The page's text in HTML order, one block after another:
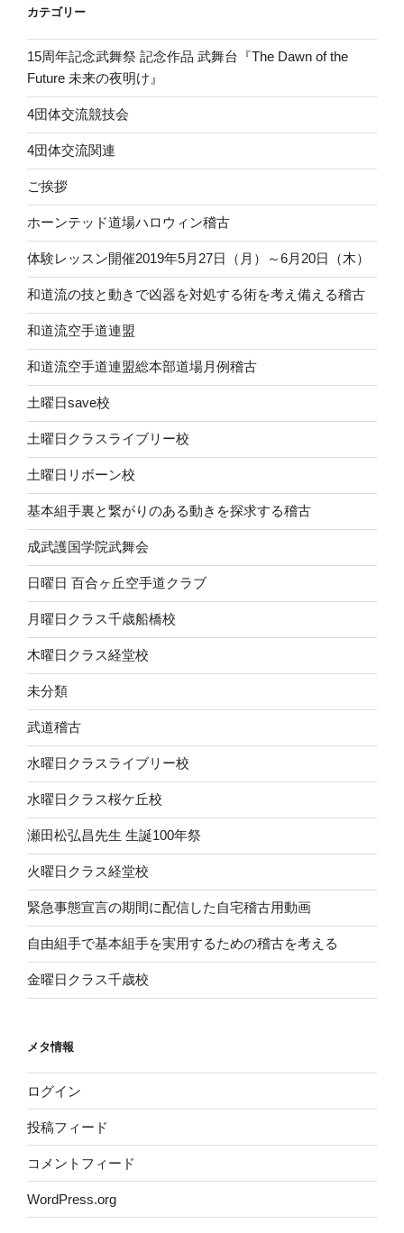
カテゴリー
15周年記念武舞祭 記念作品 武舞台『The Dawn of the
Future 未来の夜明け』
4団体交流競技会
4団体交流関連
ご挨拶
ホーンテッド道場ハロウィン稽古
体験レッスン開催2019年5月27日（月）～6月20日（木）
和道流の技と動きで凶器を対処する術を考え備える稽古
和道流空手道連盟
和道流空手道連盟総本部道場月例稽古
土曜日save校
土曜日クラスライブリー校
土曜日リボーン校
基本組手裏と繋がりのある動きを探求する稽古
成武護国学院武舞会
日曜日 百合ヶ丘空手道クラブ
月曜日クラス千歳船橋校
木曜日クラス経堂校
未分類
武道稽古
水曜日クラスライブリー校
水曜日クラス桜ケ丘校
瀬田松弘昌先生 生誕100年祭
火曜日クラス経堂校
緊急事態宣言の期間に配信した自宅稽古用動画
自由組手で基本組手を実用するための稽古を考える
金曜日クラス千歳校
メタ情報
ログイン
投稿フィード
コメントフィード
WordPress.org